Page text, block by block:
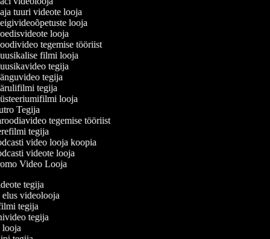
tuuri videote looja
looja
looja
tegemise tööriist
filmi looja
tegija
tegija
tegija
looja
Tegija
tegemise tööriist
tegija
video looja koopia
videote looja
Video Looja
tegija
elus videolooja
tegija
tegija
looja